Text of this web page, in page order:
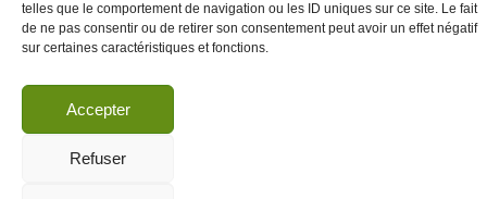
telles que le comportement de navigation ou les ID uniques sur ce site. Le fait
de ne pas consentir ou de retirer son consentement peut avoir un effet négatif
sur certaines caractéristiques et fonctions.
Accepter
Refuser
© 2026 | BDS France | Boycott Désinvestissement Sanctions, la réponse
citoyenne et non-violente à l'impunité d'Israël |